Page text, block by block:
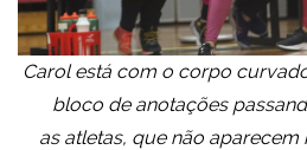
Carol está com o corpo
bloco de anotações
as atletas, que não